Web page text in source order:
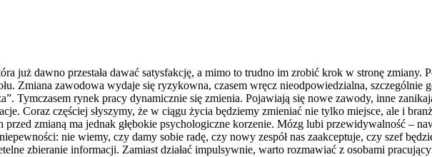
już dawno przestała dawać satysfakcję, a mimo to trudno im zrobić krok w stronę
Zmiana zawodowa wydaje się ryzykowna, czasem wręcz nieodpowiedzialna, szczególnie
Tymczasem rynek pracy dynamicznie się zmienia. Pojawiają się nowe zawody, inne
Coraz częściej słyszymy, że w ciągu życia będziemy zmieniać nie tylko miejsce, ale i
przed zmianą ma jednak głębokie psychologiczne korzenie. Mózg lubi przewidywalność –
nie wiemy, czy damy sobie radę, czy nowy zespół nas zaakceptuje, czy szef
zbieranie informacji. Zamiast działać impulsywnie, warto rozmawiać z osobami